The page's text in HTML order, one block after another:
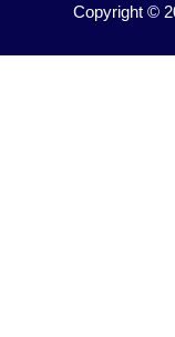
Copyright ©